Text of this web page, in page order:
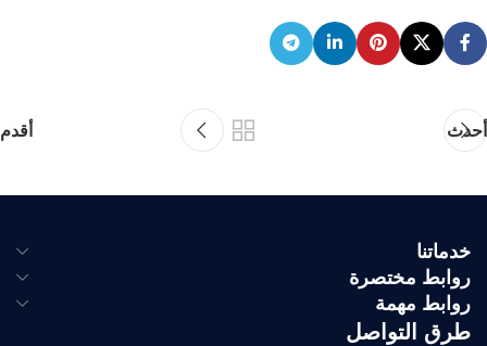
أحدث أقدم
خدماتنا
روابط مختصرة
روابط مهمة
طرق التواصل